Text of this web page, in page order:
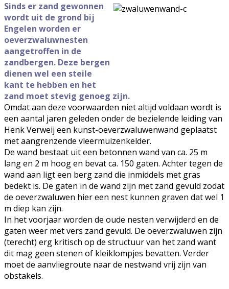
Sinds er zand gewonnen
wordt uit de grond bij
Engelen worden er
oeverzwaluwnesten
aangetroffen in de
zandbergen. Deze bergen
dienen wel een steile
kant te hebben en het
zand moet stevig genoeg zijn.
Omdat aan deze voorwaarden niet altijd voldaan wordt is
een aantal jaren geleden onder de bezielende leiding van
Henk Verweij een kunst-oeverzwaluwenwand geplaatst
met aangrenzende vleermuizenkelder.
De wand bestaat uit een betonnen wand van ca. 25 m
lang en 2 m hoog en bevat ca. 150 gaten. Achter tegen de
wand aan ligt een berg zand die inmiddels met gras
bedekt is. De gaten in de wand zijn met zand gevuld zodat
de oeverzwaluwen hier een nest kunnen graven dat wel 1
m diep kan zijn.
In het voorjaar worden de oude nesten verwijderd en de
gaten weer met vers zand gevuld. De oeverzwaluwen zijn
(terecht) erg kritisch op de structuur van het zand want
dit mag geen stenen of kleiklompjes bevatten. Verder
moet de aanvliegroute naar de nestwand vrij zijn van
obstakels.